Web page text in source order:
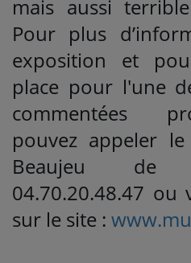
mais aussi
Pour plus
exposition et
place pour l'une
commentées
pouvez appeler
Beaujeu de
04.70.20.48.47 ou
sur le site :